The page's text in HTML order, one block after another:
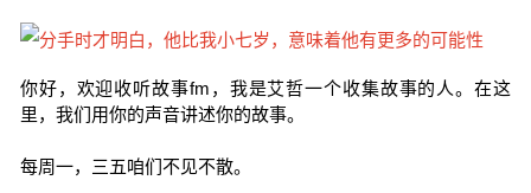
你好，欢迎收听故事fm，我是艾哲一个收集故事的人。在这
里，我们用你的声音讲述你的故事。
每周一，三五咱们不见不散。